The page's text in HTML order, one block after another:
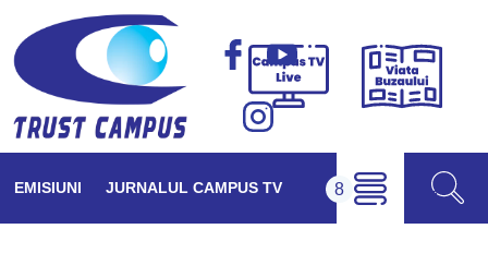
Campus
Viața
EMISIUNI JURNALUL CAMPUS TV